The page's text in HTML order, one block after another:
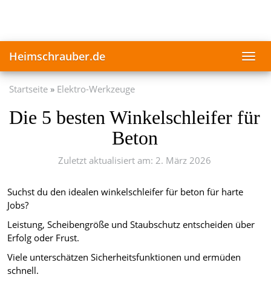
Heimschrauber.de
Startseite Elektro-Werkzeuge
Die 5 besten Winkelschleifer für
Beton
Zuletzt aktualisiert am: 2. März 2026
Suchst du den idealen winkelschleifer für beton für harte
Jobs?
Leistung, Scheibengröße und Staubschutz entscheiden über
Erfolg oder Frust.
Viele unterschätzen Sicherheitsfunktionen und ermüden
schnell.